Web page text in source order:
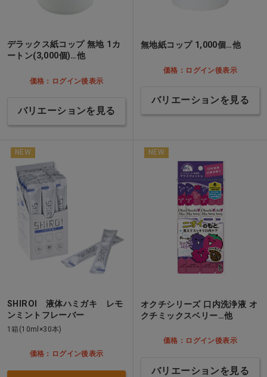
デラックス紙コップ 無地 1カ
ートン(3,000個)…他
価格：ログイン後表示
バリエーションを見る
無地紙コップ 1,000個…他
価格：ログイン後表示
バリエーションを見る
NEW
SHIROI 液体ハミガキ レモ
ンミントフレーバー
1箱(10ml×30本)
価格：ログイン後表示
NEW
オクチシリーズ 口内洗浄液 オ
クチミックスベリー…他
価格：ログイン後表示
バリエーションを見る